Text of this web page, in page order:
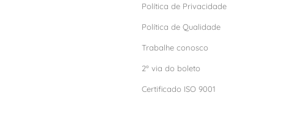
Política de Privacidade
Política de Qualidade
Trabalhe conosco
2º via do boleto
Certificado ISO 9001